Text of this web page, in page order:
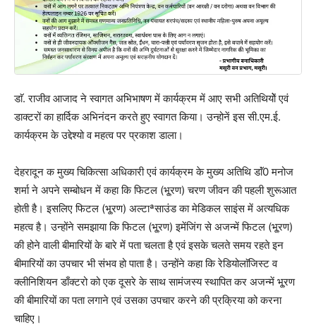
डाॅ. राजीव आजाद ने स्वागत अभिभाषण में कार्यक्रम में आए सभी अतिथियोें एवं
डाक्टरों का हार्दिक अभिनंदन करते हुए स्वागत किया। उन्होनें इस सी.एम.ई.
कार्यक्रम के उद्देश्यो व महत्व पर प्रकाश डाला।
देहरादून क मुख्य चिकित्सा अधिकारी एवं कार्यक्रम के मुख्य अतिथि डाॅं0 मनोज
शर्मा ने अपने सम्बोधन में कहा कि फिटल (भू्रण) चरण जीवन की पहली शुरूआत
होती है। इसलिए फिटल (भू्रण) अल्टाªसाउंड का मेडिकल साइंस में अत्यधिक
महत्व है। उन्होंने समझाया कि फिटल (भू्रण) इमेंजिंग से अजन्में फिटल (भू्रण)
की होने वाली बीमारियों के बारे में पता चलता है एवं इसके चलते समय रहते इन
बीमारियों का उपचार भी संभव हो पाता है। उन्होंने कहा कि रेडियोलाॅजिस्ट व
क्लीनिशियन डाँक्टरो को एक दूसरे के साथ सामंजस्य स्थापित कर अजन्में भू्रण
की बीमारियों का पता लगाने एवं उसका उपचार करने की प्रक्रिया को करना
चाहिए।